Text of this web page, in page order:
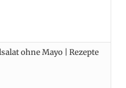
ohne Mayo | Rezepte